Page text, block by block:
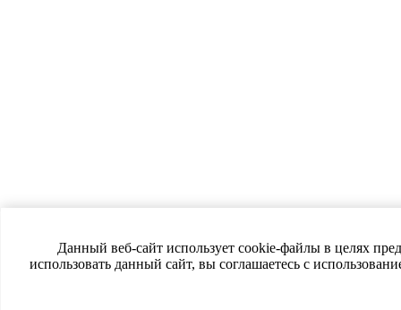
Данный веб-сайт использует cookie-файлы в целях
использовать данный сайт, вы соглашаетесь с